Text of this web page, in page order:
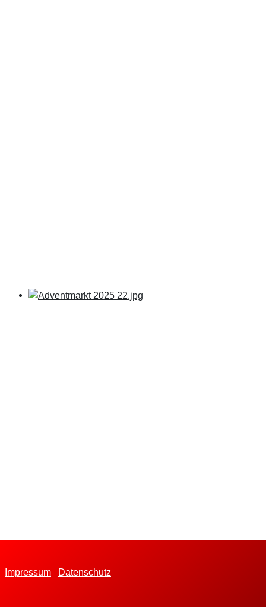
Impressum Datenschutz